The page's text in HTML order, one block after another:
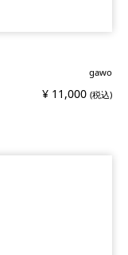
gawo
¥ 11,000 (税込)